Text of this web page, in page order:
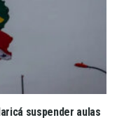
suspender aulas